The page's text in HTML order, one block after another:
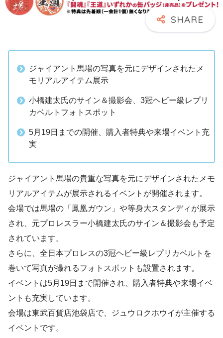
ジャイアント馬場の写真を元にデザインされたメ
モリアルアイテム展示
小橋建太氏のサイン＆撮影会、3冠ヘビー級レプリ
カベルトフォトスポット
5月19日までの開催、購入者特典や来場イベント充
実
ジャイアント馬場の貴重な写真を元にデザインされたメモ
リアルアイテムが展示されるイベントが開催されます。
会場では馬場の「鳳凰ガウン」や等身大スタンディが展示
され、元プロレスラー小橋建太氏のサイン＆撮影会も予定
されています。
さらに、全日本プロレスの3冠ヘビー級レプリカベルトを
巻いて写真が撮れるフォトスポットも設置されます。
イベントは5月19日まで開催され、購入者特典や来場イベ
ントも充実しています。
会場は東武百貨店池袋店で、ジュウロクホウイが主催する
イベントです。